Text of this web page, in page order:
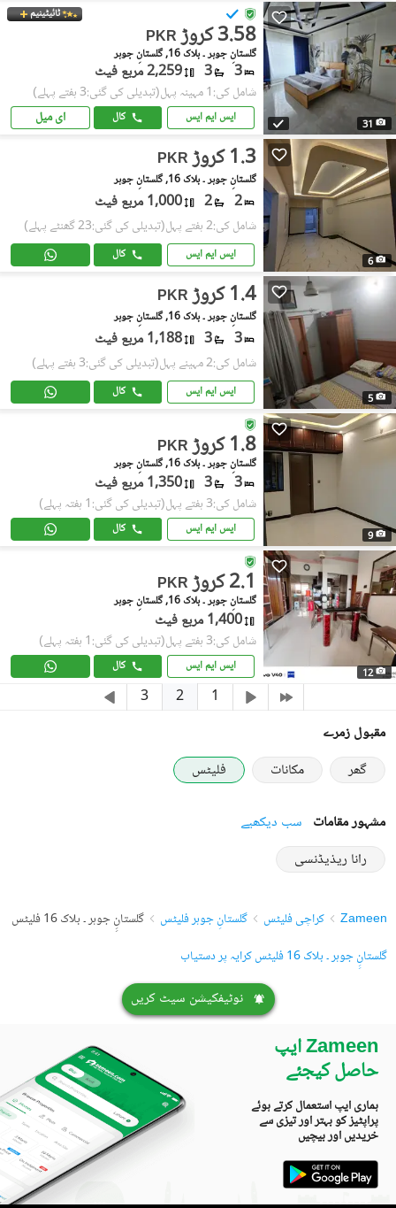
31
ٹائیٹینیم
PKR 3.58 کروڑ
گلستانِِ جوہر ۔ بلاک 16, گلستانِ جوہر
3
3 2,259 مربع فیٹ
شامل کی:1 مہینہ پہل (تبدیلی کی گئی:3 ہفتے پہلے)
ایس ایم ایس کال ای میل
6
PKR 1.3 کروڑ
گلستانِِ جوہر ۔ بلاک 16, گلستانِ جوہر
2
2 1,000 مربع فیٹ
شامل کی:2 ہفتے پہل (تبدیلی کی گئی:23 گھنٹے پہلے)
ایس ایم ایس کال
5
PKR 1.4 کروڑ
گلستانِِ جوہر ۔ بلاک 16, گلستانِ جوہر
3
3 1,188 مربع فیٹ
شامل کی:2 مہینے پہل (تبدیلی کی گئی:3 ہفتے پہلے)
ایس ایم ایس کال
9
PKR 1.8 کروڑ
گلستانِِ جوہر ۔ بلاک 16, گلستانِ جوہر
3
3 1,350 مربع فیٹ
شامل کی:3 ہفتے پہل (تبدیلی کی گئی:1 ہفتہ پہلے)
ایس ایم ایس کال
12
PKR 2.1 کروڑ
گلستانِِ جوہر ۔ بلاک 16, گلستانِ جوہر
1,400 مربع فیٹ
شامل کی:3 ہفتے پہل (تبدیلی کی گئی:1 ہفتہ پہلے)
ایس ایم ایس کال
1
2
3
مقبول زمرے
گھر
مکانات فلیٹس
مشہور مقامات سب دیکھیے
رانا ریذیڈنسی
Zameen کراچی فلیٹس گلستانِ جوہر فلیٹس
گلستانِِ جوہر ۔ بلاک 16 فلیٹس
گلستانِِ جوہر ۔ بلاک 16 فلیٹس کرایہ پر دستیاب
نوٹیفکیشن سیٹ کریں
Zameen ایپ
حاصل کیجئے
ہماری ایپ استعمال کرتے ہوئے
پراپٹیز کو بہتر اور تیزی سے
خریدیں اور بیچیں